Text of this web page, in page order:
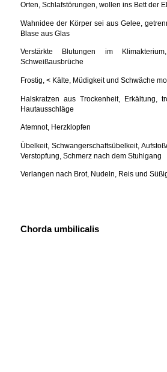
Orten, Schlafstörungen, wollen ins Bett der
Wahnidee der Körper sei aus Gelee,
Blase aus Glas
Verstärkte Blutungen im
Schweißausbrüche
Frostig, < Kälte, Müdigkeit und Schwäche
Halskratzen aus Trockenheit, Erkältung,
Hautausschläge
Atemnot, Herzklopfen
Übelkeit, Schwangerschaftsübelkeit,
Verstopfung, Schmerz nach dem Stuhlgang
Verlangen nach Brot, Nudeln, Reis und
Chorda umbilicalis